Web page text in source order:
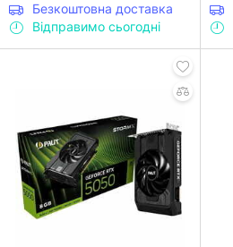
Безкоштовна доставка
Відправимо сьогодні